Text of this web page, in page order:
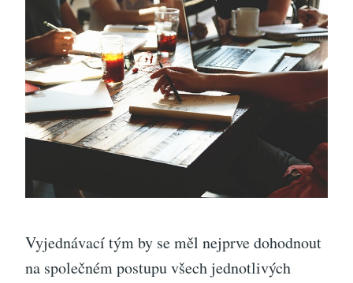
Vyjednávací tým by se měl nejprve dohodnout
na společném postupu všech jednotlivých